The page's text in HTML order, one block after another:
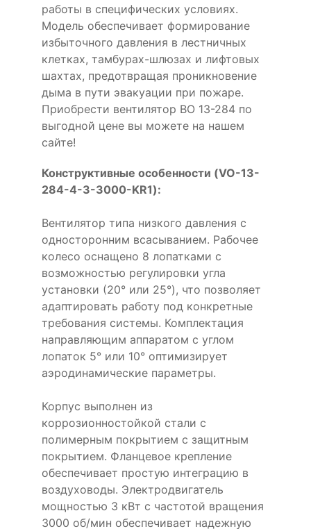
работы в специфических условиях.
Модель обеспечивает формирование
избыточного давления в лестничных
клетках, тамбурах-шлюзах и лифтовых
шахтах, предотвращая проникновение
дыма в пути эвакуации при пожаре.
Приобрести вентилятор ВО 13-284 по
выгодной цене вы можете на нашем
сайте!
Конструктивные особенности (VO-13-
284-4-3-3000-KR1):
Вентилятор типа низкого давления с
односторонним всасыванием. Рабочее
колесо оснащено 8 лопатками с
возможностью регулировки угла
установки (20° или 25°), что позволяет
адаптировать работу под конкретные
требования системы. Комплектация
направляющим аппаратом с углом
лопаток 5° или 10° оптимизирует
аэродинамические параметры.
Корпус выполнен из
коррозионностойкой стали с
полимерным покрытием с защитным
покрытием. Фланцевое крепление
обеспечивает простую интеграцию в
воздуховоды. Электродвигатель
мощностью 3 кВт с частотой вращения
3000 об/мин обеспечивает надежную